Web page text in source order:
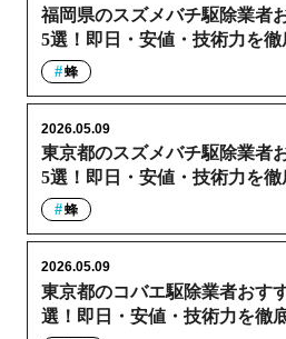
福岡県のスズメバチ駆除業者
5選！即日・安値・技術力を徹
蜂
東京都のスズメバチ駆除業者
5選！即日・安値・技術力を徹
2026.05.09
蜂
東京都のコバエ駆除業者おす
選！即日・安値・技術力を徹
2026.05.09